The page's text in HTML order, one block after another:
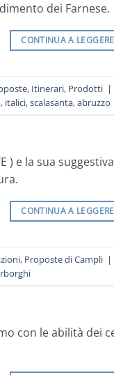
dei Farnese.
CONTINUA A LEGGERE
, Itinerari, Prodotti |
, italici,scalasanta,abruzzo
) e la sua
CONTINUA A LEGGERE
, Proposte di Campli |
con le abilità dei